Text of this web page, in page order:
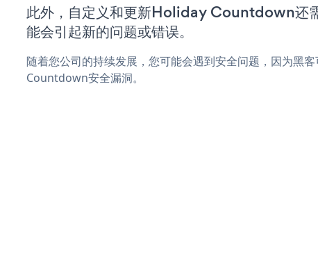
此外，自定义和更新Holiday Countdown还
能会引起新的问题或错误。
随着您公司的持续发展，您可能会遇到安全问题，因为黑
Countdown安全漏洞。